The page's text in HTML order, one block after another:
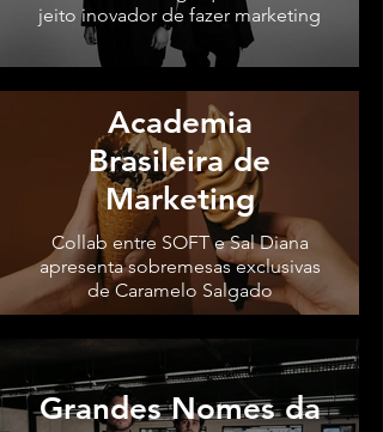
jeito inovador de fazer marketing
Academia
Brasileira de
Marketing
Collab entre SOFT e Sal Diana
apresenta sobremesas exclusivas
de Caramelo Salgado
Grandes Nomes da